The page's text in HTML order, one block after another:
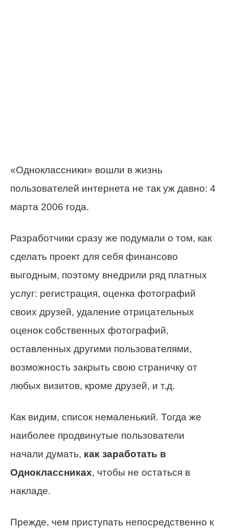
«Одноклассники» вошли в жизнь
пользователей интернета не так уж давно: 4
марта 2006 года.
Разработчики сразу же подумали о том, как
сделать проект для себя финансово
выгодным, поэтому внедрили ряд платных
услуг: регистрация, оценка фотографий
своих друзей, удаление отрицательных
оценок собственных фотографий,
оставленных другими пользователями,
возможность закрыть свою страничку от
любых визитов, кроме друзей, и т.д.
Как видим, список немаленький. Тогда же
наиболее продвинутые пользователи
начали думать, как заработать в
Одноклассниках, чтобы не остаться в
накладе.
Прежде, чем приступать непосредственно к